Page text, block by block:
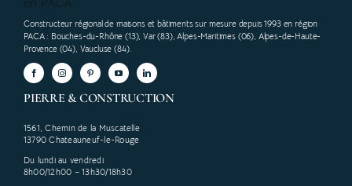
Constructeur régional de maisons et bâtiments sur mesure depuis 1993 en région
PACA: Bouches-du-Rhône (13), Var (83), Alpes-Maritimes (06), Alpes-de-Haute-
Provence (04), Vaucluse (84).
PIERRE & CONSTRUCTION
1561, Chemin de la Muscatelle
13790 Chateauneuf-le-Rouge
Du lundi au vendredi
8h00/12h00 – 13h30/18h30